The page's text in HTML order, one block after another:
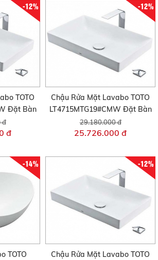
-12%
TOTO
Đặt Bàn
đ
đ
-12%
Chậu Rửa Mặt Lavabo TOTO
LT4715MTG19#CMW Đặt Bàn
29.180.000 đ
25.726.000 đ
-14%
TOTO
-12%
Chậu Rửa Mặt Lavabo TOTO